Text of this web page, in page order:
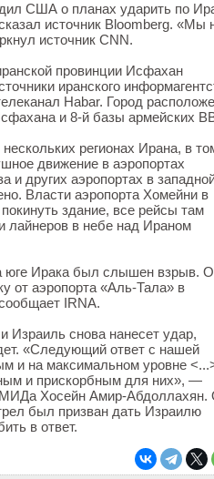
США о планах ударить по
источник Bloomberg. «Мы
источник CNN.
провинции Исфахан
иранского
Habar. Город
и 8-й базы армейских
регионах Ирана, в
движение в аэропортах
и других аэропортах в
Власти аэропорта Хомейни в
здание, все рейсы там
лайнеров в небе над Ираном
юге Ирака был слышен взрыв.
от аэропорта «Аль-Тала» в
IRNA.
Израиль снова нанесет удар,
«Следующий ответ с нашей
и на максимальном уровне
и прискорбным для них», —
МИДа Хосейн Амир-Абдоллахян.
был призван дать Израилю
в ответ.